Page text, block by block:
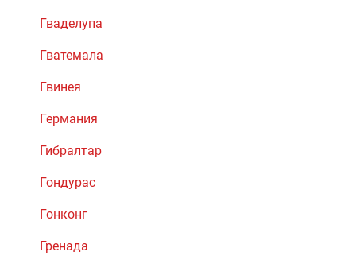
Гваделупа
Гватемала
Гвинея
Германия
Гибралтар
Гондурас
Гонконг
Гренада